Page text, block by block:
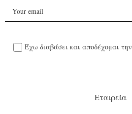
Έχω διαβάσει και αποδέχομαι την
Εταιρεία